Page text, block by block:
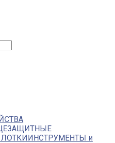
ИНСТРУМЕНТЫ и